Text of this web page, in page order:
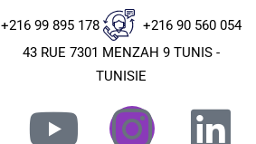
+216 99 895 178
+216 90 560 054
43 RUE 7301 MENZAH 9 TUNIS -
TUNISIE